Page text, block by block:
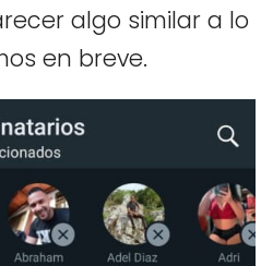
algo similar a lo
en breve.